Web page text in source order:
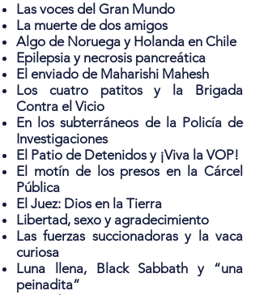
Las voces del Gran Mundo
La muerte de dos amigos
Algo de Noruega y Holanda en Chile
Epilepsia y necrosis pancreática
El enviado de Maharishi Mahesh
Los cuatro patitos y la Brigada
Contra el Vicio
En los subterráneos de la Policía de
Investigaciones
El Patio de Detenidos y ¡Viva la VOP!
El motín de los presos en la Cárcel
Pública
El Juez: Dios en la Tierra
Libertad, sexo y agradecimiento
Las fuerzas succionadoras y la vaca
curiosa
Luna llena, Black Sabbath y “una
peinadita”